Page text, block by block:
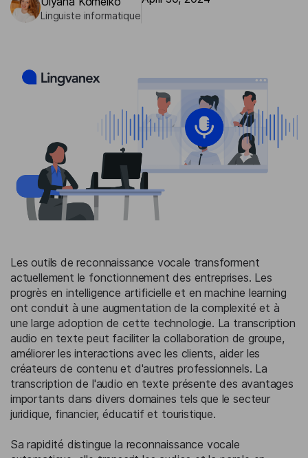
Linguiste informatique
Les outils de reconnaissance vocale transforment
actuellement le fonctionnement des entreprises. Les
progrès en intelligence artificielle et en machine learning
ont conduit à une augmentation de la complexité et à
une large adoption de cette technologie. La transcription
audio en texte peut faciliter la collaboration de groupe,
améliorer les interactions avec les clients, aider les
créateurs de contenu et d'autres professionnels. La
transcription de l'audio en texte présente des avantages
importants dans divers domaines tels que le secteur
juridique, financier, éducatif et touristique.
Sa rapidité distingue la reconnaissance vocale